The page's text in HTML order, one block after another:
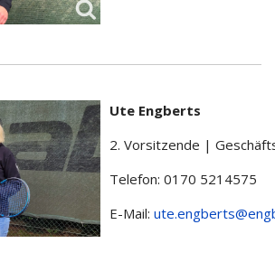
Ute Engberts
2. Vorsitzende |
Telefon: 0170 5214575
E-Mail: